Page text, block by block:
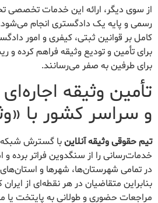
از سوی دیگر، ارائه این خدمات تخصصی
رسمی و پایه یک دادگستری انجام
کامل بر قوانین ثبتی، کیفری و امور
برای تأمین و تودیع وثیقه فراهم کرده و
برای طرفین به صفر می‌رسانند.
تأمین وثیقه
و سراسر کشور با
تیم حقوقی وثیقه آنلاینبا گسترش شبکه
خدمات‌رسانی را از سنگدوین فراتر برده و
در تمامی شهرستان‌ها، شهرها و
بنابراین متقاضیان در هر نقطه‌ای از ایران
مراجعات حضوری و طولانی به پایتخت یا